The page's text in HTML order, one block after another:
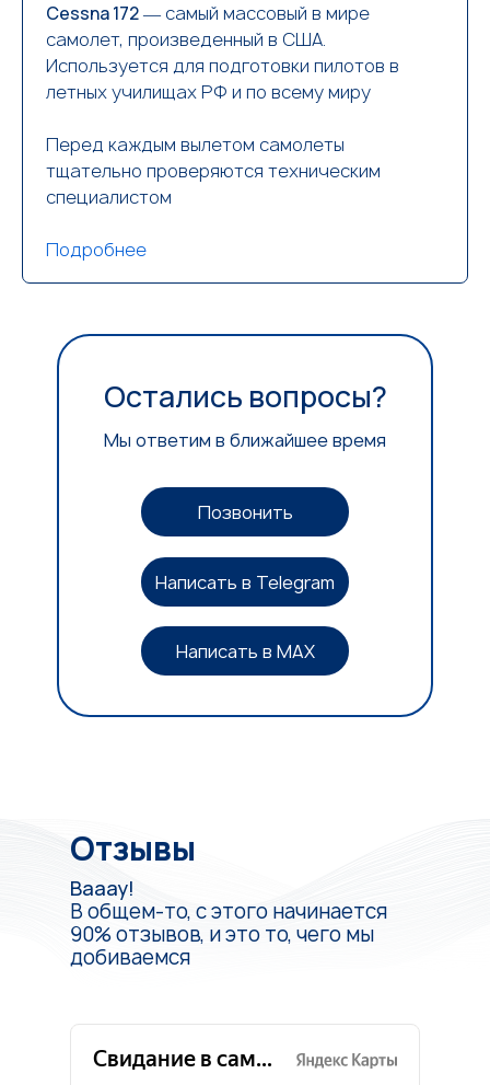
Cessna 172― самый массовый в мире
самолет, произведенный в США.
Используется для подготовки пилотов в
летных училищах РФ и по всему миру
Перед каждым вылетом самолеты
тщательно проверяются техническим
специалистом
Подробнее
Остались вопросы?
Мы ответим в ближайшее время
Позвонить
Написать в Telegram
Написать в MAX
Отзывы
Вааау!
В общем-то, с этого начинается
90% отзывов, и это то, чего мы
добиваемся